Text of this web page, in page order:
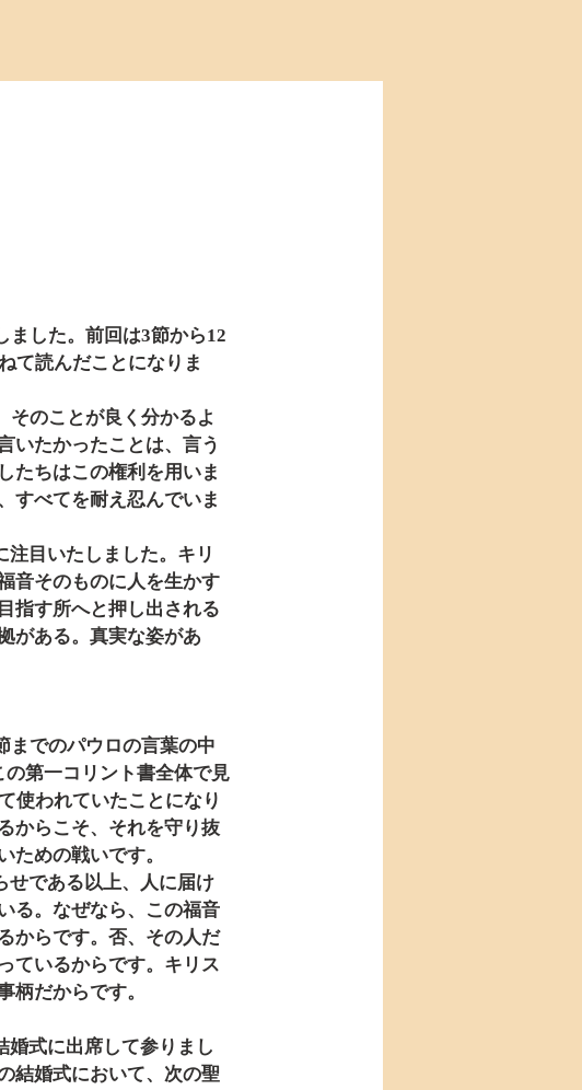
て読んだことになりま
いたかったことは、言う
たちはこの権利を用いま
すべてを耐え忍んでいま
音そのものに人を生かす
指す所へと押し出される
がある。真実な姿があ
第一コリント書全体で見
使われていたことになり
からこそ、それを守り抜
ための戦いです。
る。なぜなら、この福音
からです。否、その人だ
ているからです。キリス
柄だからです。
結婚式において、次の聖